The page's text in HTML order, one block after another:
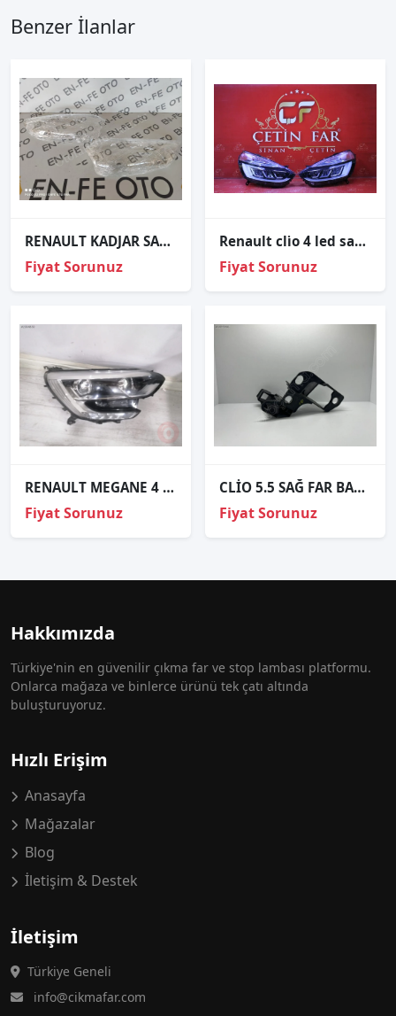
Benzer İlanlar
RENAULT KADJAR SAĞ FAR CAMI SIFIR
Fiyat Sorunuz
Renault cli̇o 4 led sağ sol far hatasiz 2016-2019 260101766r 260603564r
Fiyat Sorunuz
RENAULT MEGANE 4 ORJINAL ÇIKMA SAĞ FAR (SARI SOKET )
Fiyat Sorunuz
CLİO 5.5 SAĞ FAR BAĞLANTI AYAĞI ORJİNAL
Fiyat Sorunuz
Hakkımızda
Türkiye'nin en güvenilir çıkma far ve stop lambası platformu.
Onlarca mağaza ve binlerce ürünü tek çatı altında
buluşturuyoruz.
Hızlı Erişim
Anasayfa
Mağazalar
Blog
İletişim & Destek
İletişim
Türkiye Geneli
info@cikmafar.com